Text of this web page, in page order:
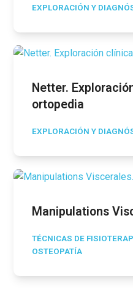
EXPLORACIÓN Y
Netter.
ortopedia
EXPLORACIÓN Y
Manipulations
TÉCNICAS DE
OSTEOPATÍA